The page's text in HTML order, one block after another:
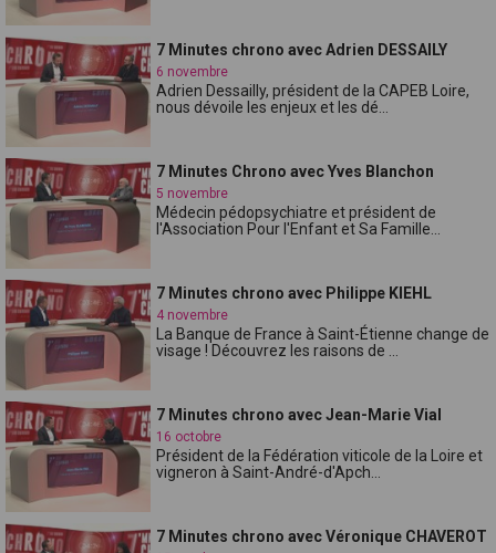
7 Minutes chrono avec Adrien DESSAILY
6 novembre
Adrien Dessailly, président de la CAPEB Loire,
nous dévoile les enjeux et les dé...
7 Minutes Chrono avec Yves Blanchon
5 novembre
Médecin pédopsychiatre et président de
l'Association Pour l'Enfant et Sa Famille...
7 Minutes chrono avec Philippe KIEHL
4 novembre
La Banque de France à Saint-Étienne change de
visage ! Découvrez les raisons de ...
7 Minutes chrono avec Jean-Marie Vial
16 octobre
Président de la Fédération viticole de la Loire et
vigneron à Saint-André-d'Apch...
7 Minutes chrono avec Véronique CHAVEROT